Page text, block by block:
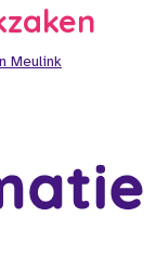
Meulink